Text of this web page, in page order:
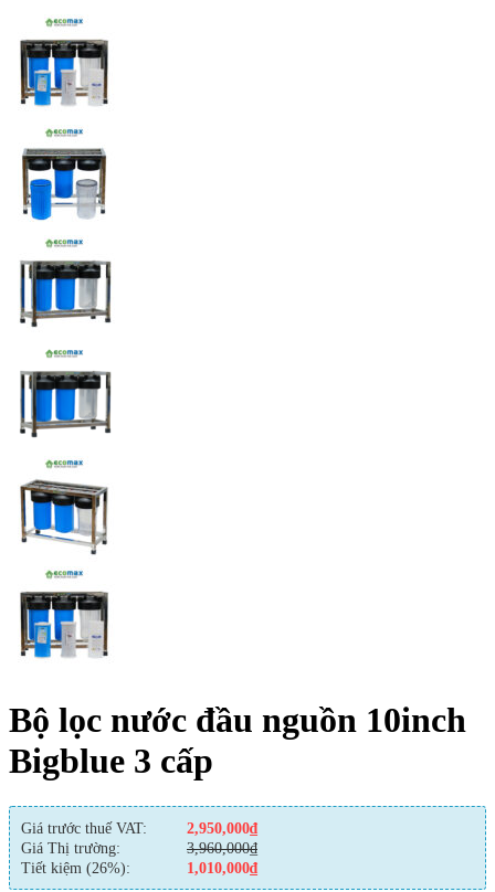
Bộ lọc nước đầu nguồn 10inch
Bigblue 3 cấp
Giá trước thuế VAT: 2,950,000₫
Giá Thị trường:
3,960,000₫
Tiết kiệm (26%):
1,010,000₫